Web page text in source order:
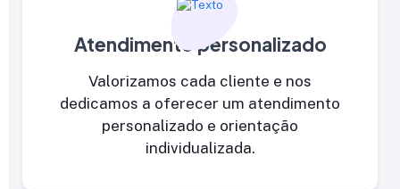
Atendimento personalizado
Valorizamos cada cliente e nos
dedicamos a oferecer um atendimento
personalizado e orientação
individualizada.